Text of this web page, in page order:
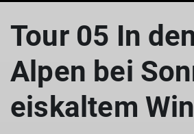
Tour 05 In
Alpen bei
eiskaltem